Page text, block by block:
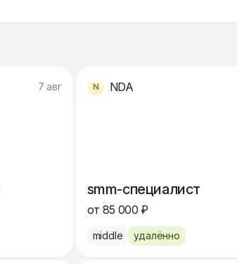
7 авг NDA
smm-специалист
от 85 000 ₽
middle удалённо